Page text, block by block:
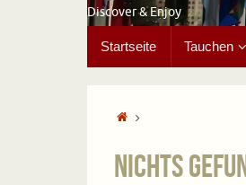
Discover & Enjoy
Inhalt
springen
Startseite Tauchen
Start
Nichts